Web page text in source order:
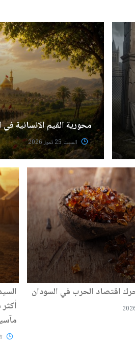
محورية القيم الإنسانية
السبت 25 تموز 2026
اقتصاد الحرب في السودان